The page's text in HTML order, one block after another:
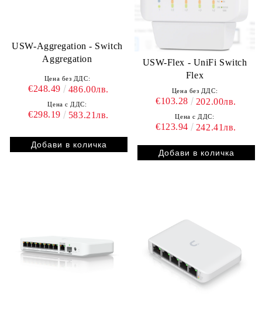
USW-Aggregation - Switch
Aggregation
Цена без ДДС:
€248.49 486.00лв.
Цена с ДДС:
€298.19 583.21лв.
USW-Flex - UniFi Switch
Flex
Цена без ДДС:
€103.28 202.00лв.
Цена с ДДС:
€123.94 242.41лв.